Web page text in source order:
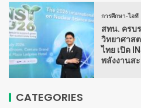
การศึกษา-ไอที
สทน. ครบ
วิทยาศาส
ไทย เปิด
พลังงานส
CATEGORIES